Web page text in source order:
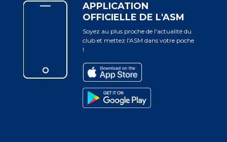
APPLICATION
OFFICIELLE DE L'ASM
Soyez au plus proche de l'actualité du
club et mettez l'ASM dans votre poche
!